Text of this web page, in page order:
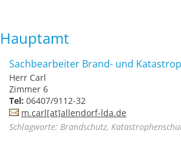
Hauptamt
Sachbearbeiter Brand- und
Herr Carl
Zimmer 6
Tel: 06407/9112-32
m.carl[at]allendorf-lda.de
Schlagworte: Brandschutz,